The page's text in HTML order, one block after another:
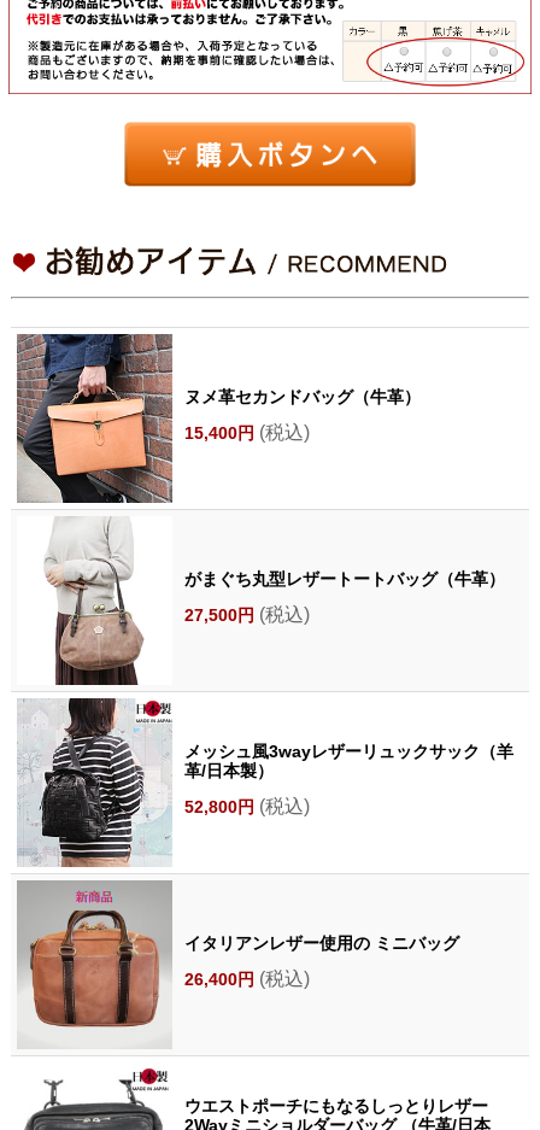
ヌメ革セカンドバッグ（牛革）
15,400円 (税込)
がまぐち丸型レザートートバッグ（牛革）
27,500円 (税込)
メッシュ風3wayレザーリュックサック（羊
革/日本製）
52,800円 (税込)
イタリアンレザー使用の ミニバッグ
26,400円 (税込)
ウエストポーチにもなるしっとりレザー
2Wayミニショルダーバッグ （牛革/日本